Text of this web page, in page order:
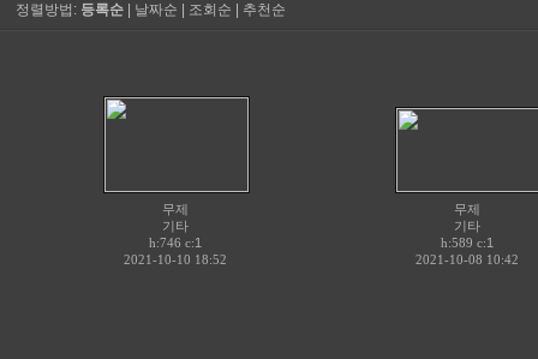
정렬방법: 등록순 날짜순 조회순 추천순
무제
기타
h:746 c:1
2021-10-10 18:52
무제
기타
h:589 c:1
2021-10-08 10:42